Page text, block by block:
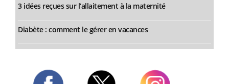
3 idées reçues sur l’allaitement à la maternité
Diabète : comment le gérer en vacances